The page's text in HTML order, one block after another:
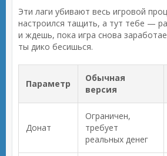
Эти лаги убивают весь игровой
настроился тащить, а тут тебе —
и ждешь, пока игра снова
ты дико бесишься.
Параметр
Обычная
версия
Донат
Ограничен,
требует
реальных денег